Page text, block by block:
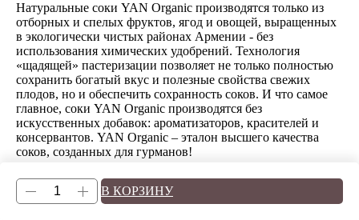
В КОРЗИНУ
Натуральные соки YAN Organic производятся только из
отборных и спелых фруктов, ягод и овощей, выращенных
в экологически чистых районах Армении - без
использования химических удобрений. Технология
«щадящей» пастеризации позволяет не только полностью
сохранить богатый вкус и полезные свойства свежих
плодов, но и обеспечить сохранность соков. И что самое
главное, соки YAN Organic производятся без
искусственных добавок: ароматизаторов, красителей и
консервантов. YAN Organic – эталон высшего качества
соков, созданных для гурманов!